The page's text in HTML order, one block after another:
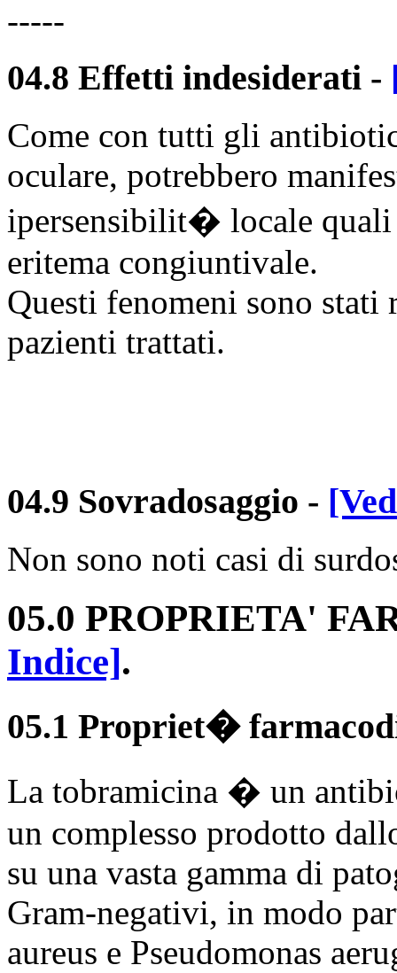
-----
04.8 Effetti indesiderati -
Come con tutti gli
oculare, potrebbero
ipersensibilit� locale
eritema congiuntivale.
Questi fenomeni sono
pazienti trattati.
04.9 Sovradosaggio -
Non sono noti casi di
05.0 PROPRIETA'
Indice].
05.1 Propriet�
La tobramicina � un
un complesso prodotto
su una vasta gamma di
Gram-negativi, in modo
aureus e Pseudomonas